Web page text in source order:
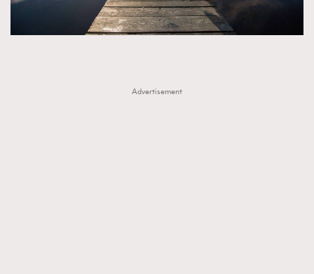
Advertisement